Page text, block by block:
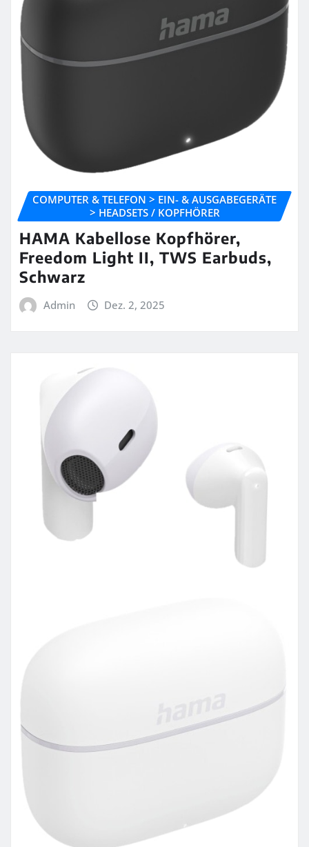
COMPUTER & TELEFON > EIN- & AUSGABEGERÄTE
> HEADSETS / KOPFHÖRER
HAMA Kabellose Kopfhörer,
Freedom Light II, TWS Earbuds,
Schwarz
Admin Dez. 2, 2025